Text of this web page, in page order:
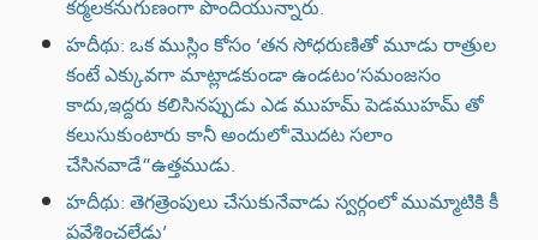
కర్మలకనుగుణంగా పొందియున్నారు.
హదీథు: ఒక ముస్లిం కోసం ‘తన సోధరుణితో మూడు రాత్రుల
కంటే ఎక్కువగా మాట్లాడకుండా ఉండటం‘సమంజసం
కాదు,ఇద్దరు కలిసినప్పుడు ఎడ ముహమ్ పెడముహమ్ తో
కలుసుకుంటారు కానీ అందులో'మొదట సలాం
చేసినవాడే”ఉత్తముడు.
హదీథు: తెగత్రెంపులు చేసుకునేవాడు స్వర్గంలో ముమ్మాటికి కీ
ప్రవేశించలేడు’